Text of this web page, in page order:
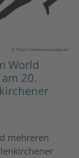
© https://worldcleanupday.de/
World
20.
mehreren